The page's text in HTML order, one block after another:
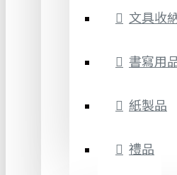
文具收
書寫用
紙製品
禮品